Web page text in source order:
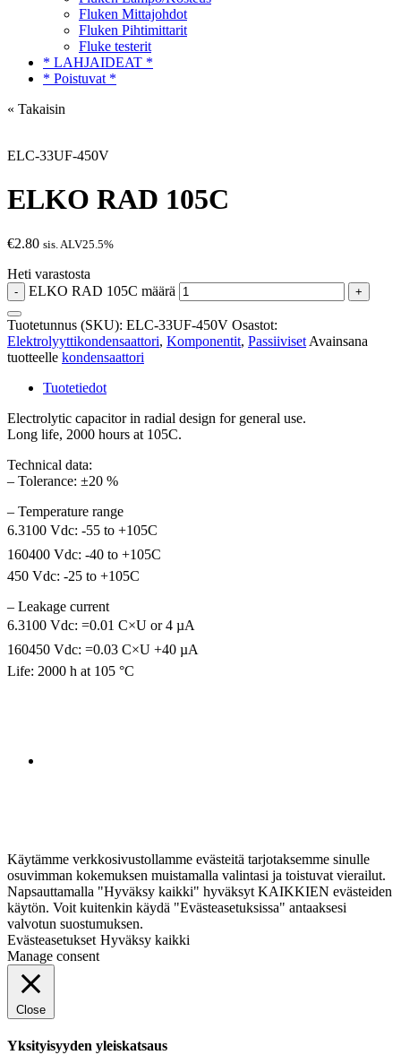
Fluken Mittajohdot
Fluken Pihtimittarit
Fluke testerit
* LAHJAIDEAT *
* Poistuvat *
« Takaisin
ELC-33UF-450V
ELKO RAD 105C
€2.80 sis. ALV25.5%
Heti varastosta
- ELKO RAD 105C määrä +
Tuotetunnus (SKU): ELC-33UF-450V Osastot:
Elektrolyyttikondensaattori, Komponentit, Passiiviset Avainsana
tuotteelle kondensaattori
Tuotetiedot
Electrolytic capacitor in radial design for general use.
Long life, 2000 hours at 105C.
Technical data:
– Tolerance: ±20 %
– Temperature range
6.3100 Vdc: -55 to +105C
160400 Vdc: -40 to +105C
450 Vdc: -25 to +105C
– Leakage current
6.3100 Vdc: =0.01 C×U or 4 µA
160450 Vdc: =0.03 C×U +40 µA
Life: 2000 h at 105 °C
Käytämme verkkosivustollamme evästeitä tarjotaksemme sinulle
osuvimman kokemuksen muistamalla valintasi ja toistuvat vierailut.
Napsauttamalla "Hyväksy kaikki" hyväksyt KAIKKIEN evästeiden
käytön. Voit kuitenkin käydä "Evästeasetuksissa" antaaksesi
valvotun suostumuksen.
Evästeasetukset Hyväksy kaikki
Manage consent
Close
Yksityisyyden yleiskatsaus